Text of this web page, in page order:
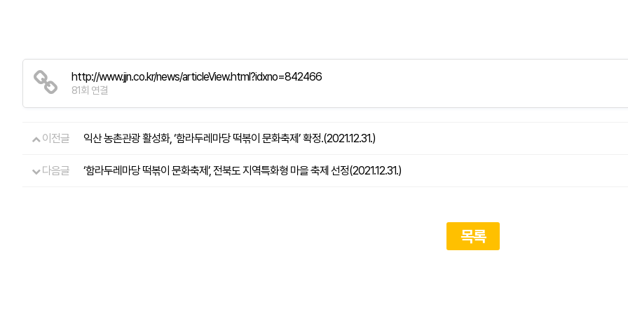
http://www.jjn.co.kr/news/articleView.html?idxno=842466
81회 연결
이전글 익산 농촌관광 활성화, ‘함라두레마당 떡볶이 문화축제’ 확정.(2021.12.31.)
다음글 ‘함라두레마당 떡볶이 문화축제’, 전북도 지역특화형 마을 축제 선정(2021.12.31.)
목록